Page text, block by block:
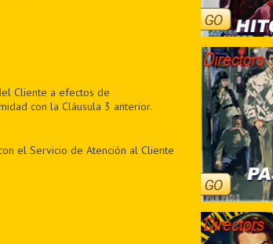
Cliente a efectos de
con la Cláusula 3 anterior.
el Servicio de Atención al Cliente